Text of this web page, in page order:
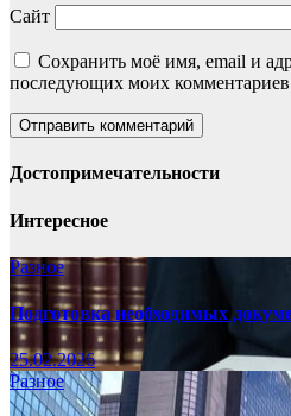
Сайт
Сохранить моё имя, email и
последующих моих
Достопримечательности
Интересное
Разное
Подготовка необходимых
25.02.2026
Разное